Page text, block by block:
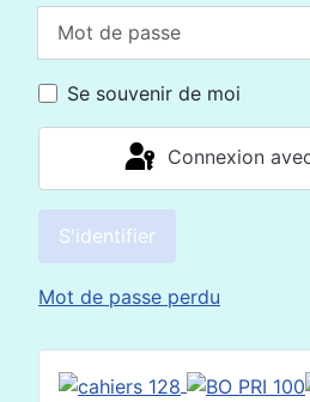
Se souvenir de moi
Connexion
S'identifier
Mot de passe perdu